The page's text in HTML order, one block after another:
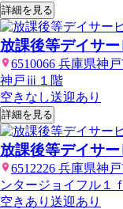
詳細を見る
放課後等デイサ
6510066 兵庫県神
神戸ⅲ１階
空きなし送迎あり
詳細を見る
放課後等デイサ
6512226 兵庫県神
ンタージョイフル１
空きあり 送迎あり